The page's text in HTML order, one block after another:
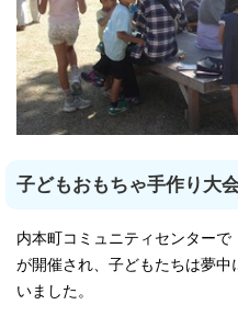
子どもおもちゃ手作り大
内本町コミュニティセンターで
が開催され、子どもたちは夢
いました。